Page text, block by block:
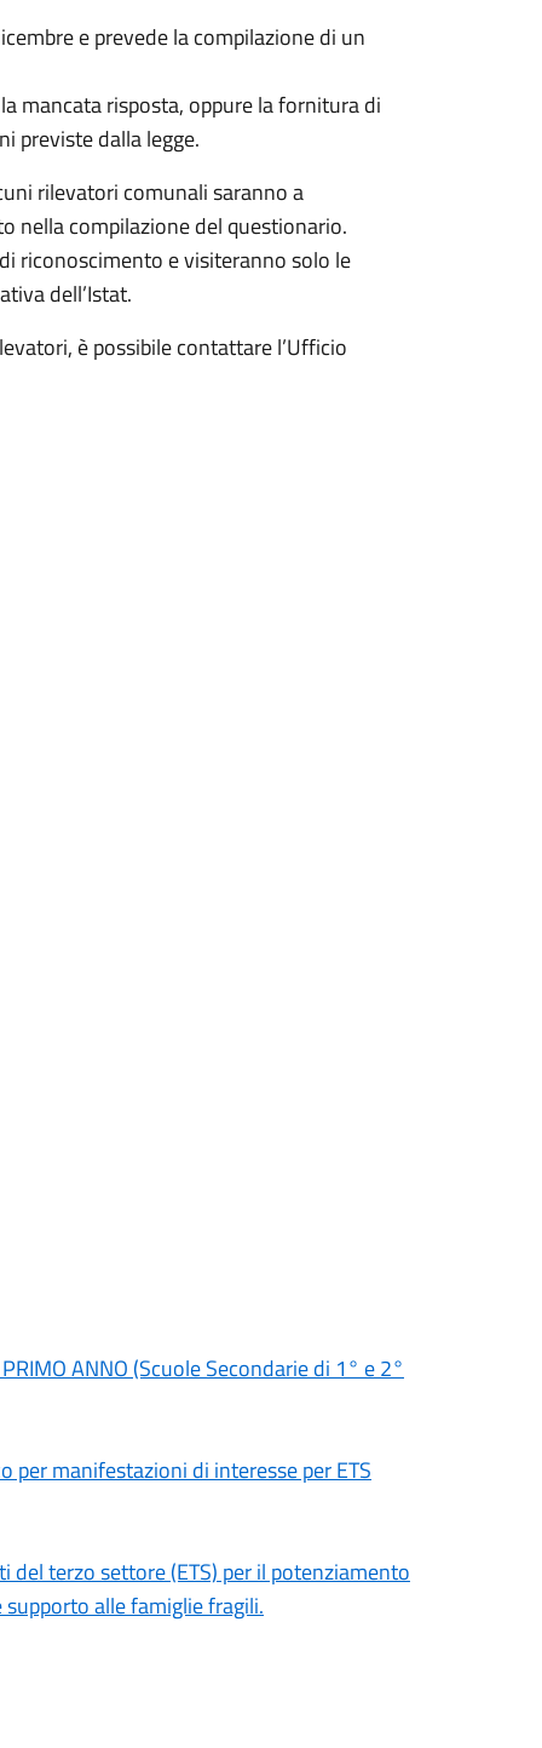
e prevede la compilazione di un
mancata risposta, oppure la fornitura di
previste dalla legge.
rilevatori comunali saranno a
nella compilazione del questionario.
riconoscimento e visiteranno solo le
dell’Istat.
è possibile contattare l’Ufficio
ANNO (Scuole Secondarie di 1° e 2°
per manifestazioni di interesse per ETS
terzo settore (ETS) per il potenziamento
alle famiglie fragili.